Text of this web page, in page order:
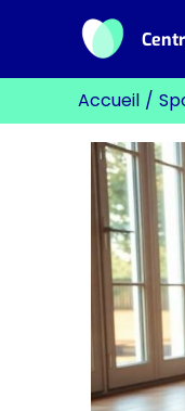
contenu
Accueil